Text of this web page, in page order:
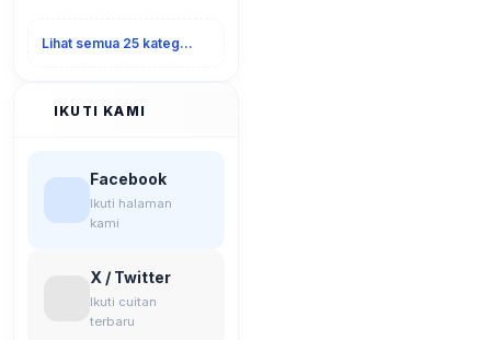
Lihat semua 25 kategori
IKUTI KAMI
Facebook
Ikuti halaman
kami
X / Twitter
Ikuti cuitan
terbaru